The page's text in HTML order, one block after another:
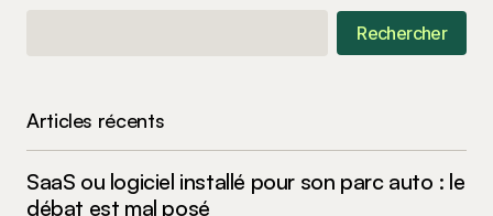
Enregistrer mon nom, mon e-mail et mon site
dans le navigateur pour mon prochain
Rechercher
Articles récents
SaaS ou logiciel installé pour son parc auto : le
débat est mal posé